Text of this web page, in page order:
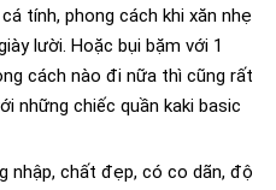
tính, phong cách khi xăn nhẹ
lười. Hoặc bụi bặm với 1
cách nào đi nữa thì cũng rất
những chiếc quần kaki basic
nhập, chất đẹp, có co dãn, độ